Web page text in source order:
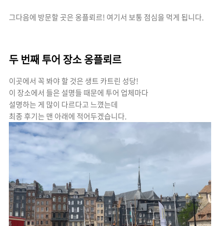
그다음에 방문할 곳은 옹플뢰르! 여기서 보통 점심을 먹게 됩니다.
두 번째 투어 장소 옹플뢰르
이곳에서 꼭 봐야 할 것은 생트 카트린 성당!
이 장소에서 들은 설명들 때문에 투어 업체마다
설명하는 게 많이 다르다고 느꼈는데
최종 후기는 맨 아래에 적어두겠습니다.